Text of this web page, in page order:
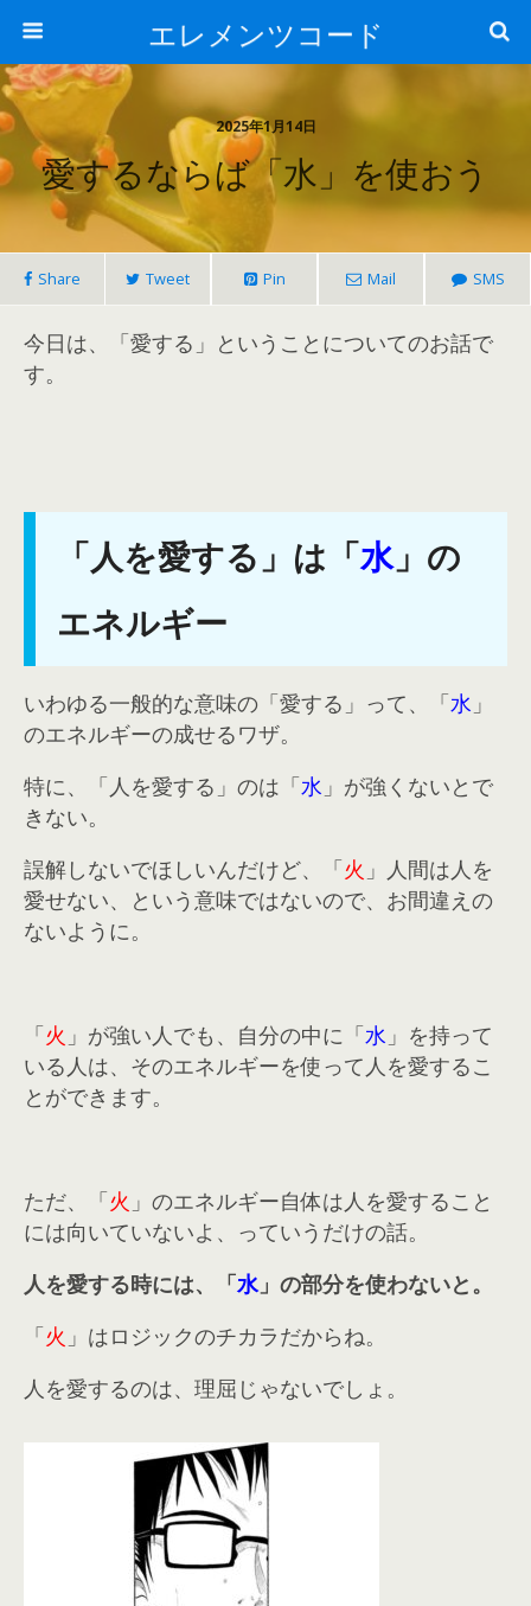
エレメンツコード
2025年1月14日
愛するならば「水」を使おう
Share Tweet Pin Mail SMS
今日は、「愛する」ということについてのお話で
す。
「人を愛する」は「水」の
エネルギー
いわゆる一般的な意味の「愛する」って、「水 」
のエネルギーの成せるワザ。
特に、「人を愛する」のは「水 」が強くないとで
きない。
誤解しないでほしいんだけど、「火 」人間は人を
愛せない、という意味ではないので、お間違えの
ないように。
「火 」が強い人でも、自分の中に「水 」を持って
いる人は、そのエネルギーを使って人を愛するこ
とができます。
ただ、「火 」のエネルギー自体は人を愛すること
には向いていないよ、っていうだけの話。
人を愛する時には、「水」の部分を使わないと。
「火 」はロジックのチカラだからね。
人を愛するのは、理屈じゃないでしょ。